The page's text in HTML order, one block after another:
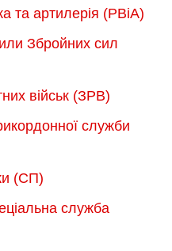
та артилерія (РВіА)
Збройних сил
військ (ЗРВ)
служби
(СП)
служба